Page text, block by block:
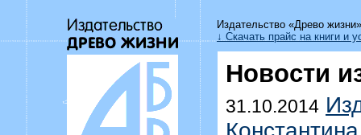
Издательство «Древо
↓ Скачать прайс на книги и
Новости
31.10.2014